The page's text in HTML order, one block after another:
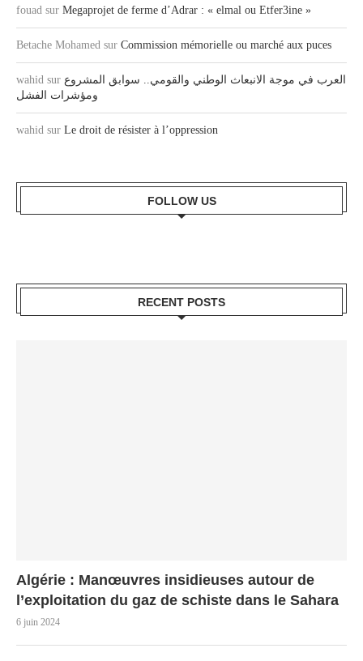
fouad sur Megaprojet de ferme d’Adrar : « elmal ou Etfer3ine »
Betache Mohamed sur Commission mémorielle ou marché aux puces
wahid sur العرب في موجة الانبعاث الوطني والقومي.. سوابق المشروع
ومؤشرات الفشل
wahid sur Le droit de résister à l’oppression
FOLLOW US
RECENT POSTS
Algérie : Manœuvres insidieuses autour de
l’exploitation du gaz de schiste dans le Sahara
6 juin 2024